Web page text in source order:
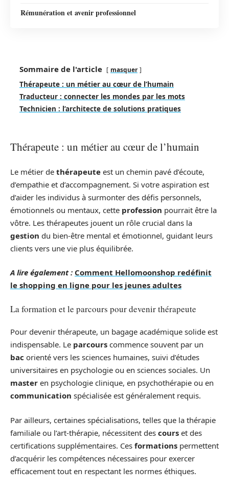
Rémunération et avenir professionnel
Sommaire de l'article masquer
Thérapeute : un métier au cœur de l’humain
Traducteur : connecter les mondes par les mots
Technicien : l’architecte de solutions pratiques
Thérapeute : un métier au cœur de l’humain
Le métier de thérapeute est un chemin pavé d’écoute,
d’empathie et d’accompagnement. Si votre aspiration est
d’aider les individus à surmonter des défis personnels,
émotionnels ou mentaux, cette profession pourrait être la
vôtre. Les thérapeutes jouent un rôle crucial dans la
gestion du bien-être mental et émotionnel, guidant leurs
clients vers une vie plus équilibrée.
A lire également : Comment Hellomoonshop redéfinit
le shopping en ligne pour les jeunes adultes
La formation et le parcours pour devenir thérapeute
Pour devenir thérapeute, un bagage académique solide est
indispensable. Le parcours commence souvent par un
bac orienté vers les sciences humaines, suivi d’études
universitaires en psychologie ou en sciences sociales. Un
master en psychologie clinique, en psychothérapie ou en
communication spécialisée est généralement requis.
Par ailleurs, certaines spécialisations, telles que la thérapie
familiale ou l’art-thérapie, nécessitent des cours et des
certifications supplémentaires. Ces formations permettent
d’acquérir les compétences nécessaires pour exercer
efficacement tout en respectant les normes éthiques.